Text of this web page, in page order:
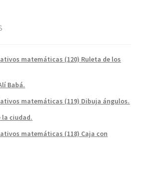
matemáticas (120) Ruleta de los
Babá.
matemáticas (119) Dibuja ángulos.
la ciudad.
matemáticas (118) Caja con